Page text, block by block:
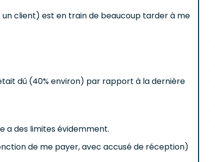
un client) est en train de beaucoup tarder à me
dû (40% environ) par rapport à la dernière
a des limites évidemment.
de me payer, avec accusé de réception)